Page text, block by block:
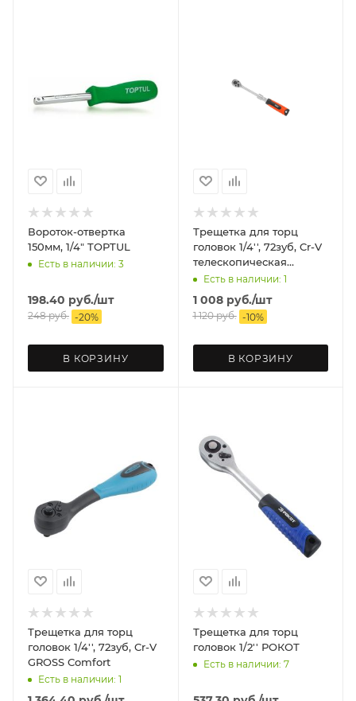
Вороток-отвертка
150мм, 1/4" TOPTUL
Есть в наличии: 3
198.40 руб./шт
248руб. -20%
В КОРЗИНУ
Трещетка для торц
головок 1/4'', 72зуб, Cr-V
телескопическая
STARTUL PRO
Есть в наличии: 1
1 008руб./шт
1 120руб. -10%
В КОРЗИНУ
Трещетка для торц
головок 1/4'', 72зуб, Cr-V
GROSS Comfort
Есть в наличии: 1
Трещетка для торц
головок 1/2'' РОКОТ
Есть в наличии: 7